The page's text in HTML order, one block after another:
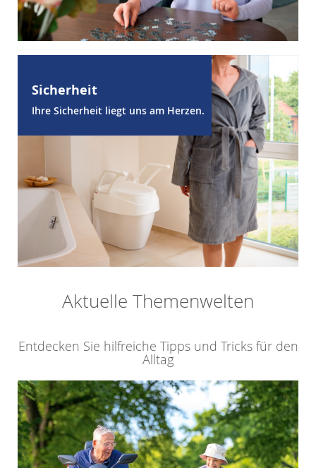
Sicherheit
Ihre Sicherheit liegt uns am Herzen.
Aktuelle Themenwelten
Entdecken Sie hilfreiche Tipps und Tricks für den
Alltag